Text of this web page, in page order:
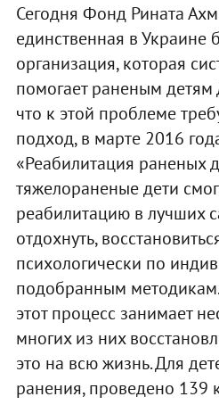
Сегодня Фонд Рината
единственная в Украине
организация, которая
помогает раненым
что к этой проблеме
подход, в марте 2016
«Реабилитация раненых
тяжелораненые дети
реабилитацию в лучших
отдохнуть,
психологически по
подобранным
этот процесс занимает
многих из них
это на всю жизнь. Для
ранения, проведено 139